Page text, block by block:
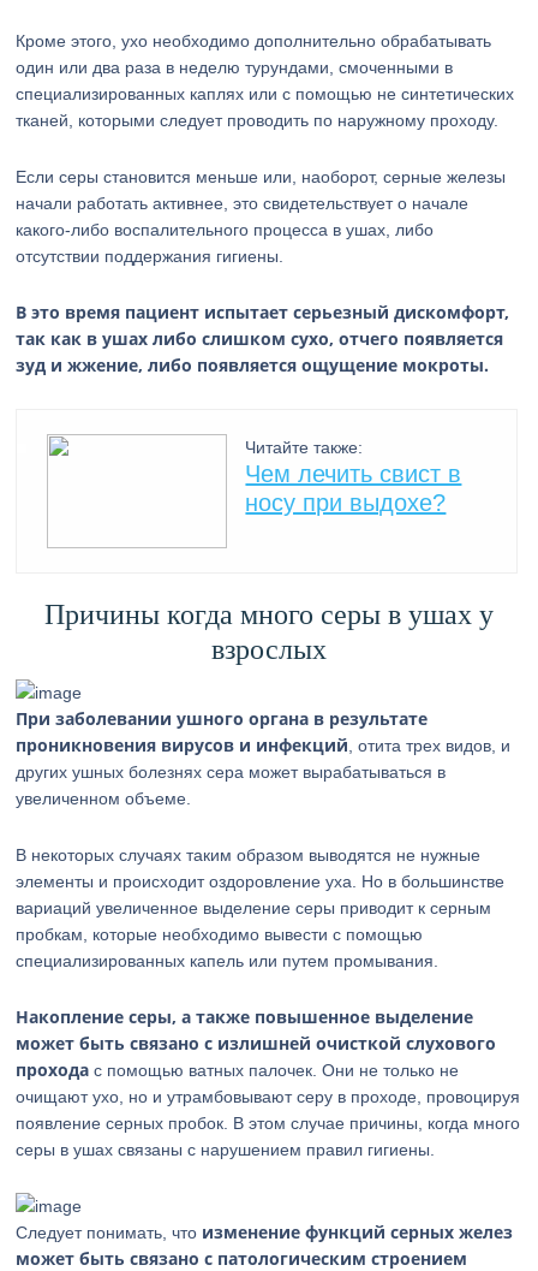
Кроме этого, ухо необходимо дополнительно обрабатывать
один или два раза в неделю турундами, смоченными в
специализированных каплях или с помощью не синтетических
тканей, которыми следует проводить по наружному проходу.
Если серы становится меньше или, наоборот, серные железы
начали работать активнее, это свидетельствует о начале
какого-либо воспалительного процесса в ушах, либо
отсутствии поддержания гигиены.
В это время пациент испытает серьезный дискомфорт,
так как в ушах либо слишком сухо, отчего появляется
зуд и жжение, либо появляется ощущение мокроты.
Читайте также:
Чем лечить свист в
носу при выдохе?
Причины когда много серы в ушах у
взрослых
При заболевании ушного органа в результате
проникновения вирусов и инфекций , отита трех видов, и
других ушных болезнях сера может вырабатываться в
увеличенном объеме.
В некоторых случаях таким образом выводятся не нужные
элементы и происходит оздоровление уха. Но в большинстве
вариаций увеличенное выделение серы приводит к серным
пробкам, которые необходимо вывести с помощью
специализированных капель или путем промывания.
Накопление серы, а также повышенное выделение
может быть связано с излишней очисткой слухового
прохода с помощью ватных палочек. Они не только не
очищают ухо, но и утрамбовывают серу в проходе, провоцируя
появление серных пробок. В этом случае причины, когда много
серы в ушах связаны с нарушением правил гигиены.
Следует понимать, что изменение функций серных желез
может быть связано с патологическим строением